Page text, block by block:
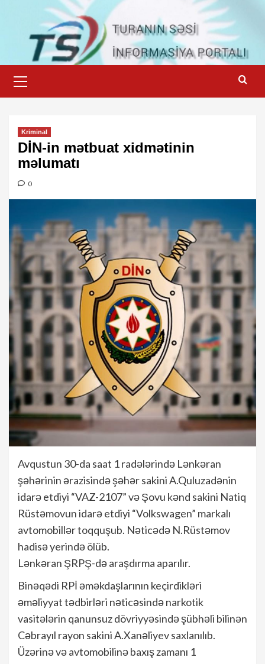
content
Menu
Kriminal
DİN-in mətbuat xidmətinin
məlumatı
0
Avqustun 30-da saat 1 radələrində Lənkəran
şəhərinin ərazisində şəhər sakini A.Quluzadənin
idarə etdiyi “VAZ-2107” və Şovu kənd sakini Natiq
Rüstəmovun idarə etdiyi “Volkswagen” markalı
avtomobillər toqquşub. Nəticədə N.Rüstəmov
hadisə yerində ölüb.
Lənkəran ŞRPŞ-də araşdırma aparılır.
Binəqədi RPİ əməkdaşlarının keçirdikləri
əməliyyat tədbirləri nəticəsində narkotik
vasitələrin qanunsuz dövriyyəsində şübhəli bilinən
Cəbrayıl rayon sakini A.Xanəliyev saxlanılıb.
Üzərinə və avtomobilinə baxış zamanı 1